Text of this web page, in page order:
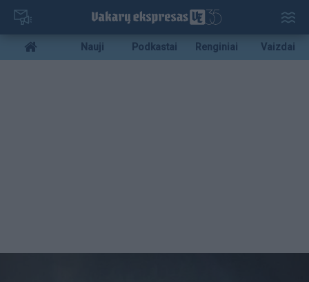
Pereiti
pagrindinį
turinį
Mobile
menu
Nauji Podkastai Renginiai Vaizdai